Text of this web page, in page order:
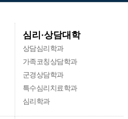
심리·상담대학
상담심리학과
가족코칭상담학과
군경상담학과
특수심리치료학과
심리학과